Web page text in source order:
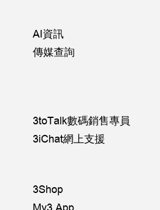
AI資訊
傳媒查詢
3toTalk數碼銷售專員
3iChat網上支援
3Shop